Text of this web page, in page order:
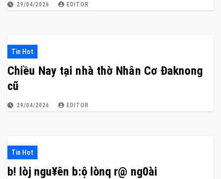
29/04/2026 EDITOR
Tin Hot
Chiều Nay tại nhà thờ Nhân Cơ Đaknong
cũ
29/04/2026 EDITOR
Tin Hot
b! lòj ngu¥ên b:ộ lònq r@ ng0ài